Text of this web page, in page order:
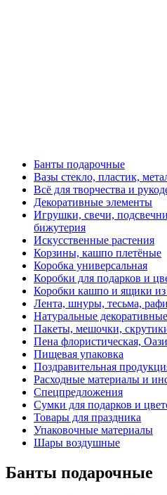
Банты подарочные
Вазы стекло, пластик,
Всё для творчества и
Декоративные элементы
Игрушки, свечи,
бижутерия
Искусственные растения
Корзины, кашпо плетёные
Коробка универсальная
Коробки для подарков и
Коробки кашпо и ящики из
Лента, шнуры, тесьма,
Натуральные
Пакеты, мешочки,
Пена флористическая,
Пищевая упаковка
Поздравительная
Расходные материалы и
Спецпредложения
Сумки для подарков и
Товары для праздника
Упаковочные материалы
Шары воздушные
Банты подарочные